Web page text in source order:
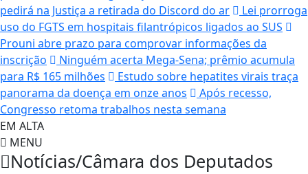
pedirá na Justiça a retirada do Discord do ar
Lei prorroga
uso do FGTS em hospitais filantrópicos ligados ao SUS
Prouni abre prazo para comprovar informações da
inscrição
Ninguém acerta Mega-Sena; prêmio acumula
para R$ 165 milhões
Estudo sobre hepatites virais traça
panorama da doença em onze anos
Após recesso,
Congresso retoma trabalhos nesta semana
EM ALTA
MENU
Notícias/Câmara dos Deputados